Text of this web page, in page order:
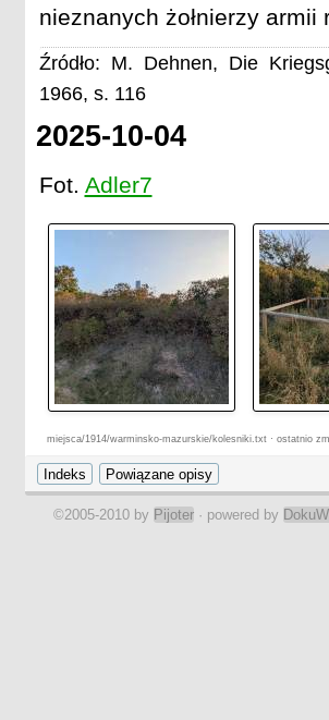
nieznanych żołnierzy armii
Źródło: M. Dehnen, Die
1966, s. 116
2025-10-04
Fot. Adler7
miejsca/1914/warminsko-mazurskie/kolesniki.txt · ostatnio
©2005-2010 by Pijoter · powered by